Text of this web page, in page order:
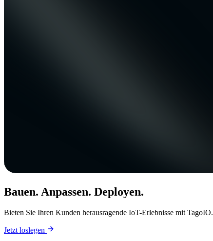
Bauen. Anpassen. Deployen.
Bieten Sie Ihren Kunden herausragende IoT-Erlebnisse mit TagoIO.
Jetzt loslegen